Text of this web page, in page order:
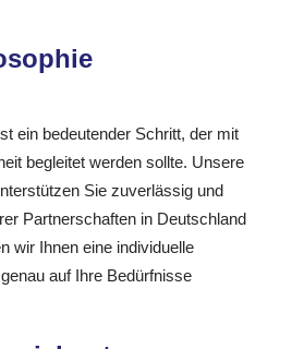
ein bedeutender Schritt, der mit
begleitet werden sollte. Unsere
Sie zuverlässig und
Partnerschaften in Deutschland
wir Ihnen eine individuelle
auf Ihre Bedürfnisse